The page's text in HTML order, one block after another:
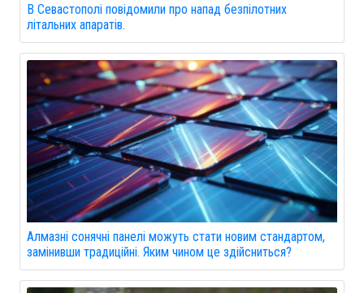
В Севастополі повідомили про напад безпілотних
літальних апаратів.
Алмазні сонячні панелі можуть стати новим стандартом,
замінивши традиційні. Яким чином це здійсниться?